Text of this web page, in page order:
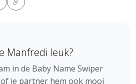
Manfredi leuk?
in de Baby Name Swiper
je partner hem ook mooi